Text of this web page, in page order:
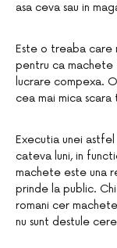
asa ceva sau in
Este o treaba care
pentru ca machete
lucrare compexa.
cea mai mica
Executia unei
cateva luni, in
machete este una
prinde la public.
romani cer
nu sunt destule